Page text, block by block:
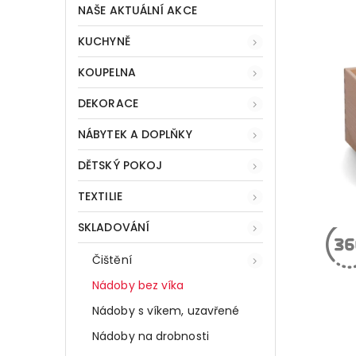
NAŠE AKTUÁLNÍ AKCE
KUCHYNĚ
KOUPELNA
DEKORACE
NÁBYTEK A DOPLŇKY
DĚTSKÝ POKOJ
TEXTILIE
SKLADOVÁNÍ
Čištění
Nádoby bez víka
Nádoby s víkem, uzavřené
Nádoby na drobnosti